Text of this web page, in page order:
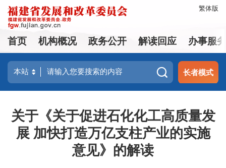
繁体版
首页 机构概况 政务公开 解读回应 办事服
长者模式
关于《关于促进石化化工高质量发
展 加快打造万亿支柱产业的实施
意见》的解读